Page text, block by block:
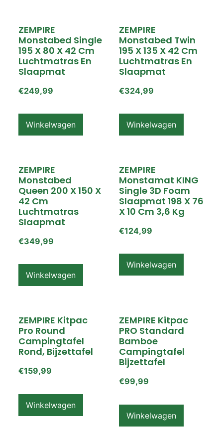
ZEMPIRE
Monstabed Single
195 X 80 X 42 Cm
Luchtmatras En
Slaapmat
€249,99
Winkelwagen
ZEMPIRE
Monstabed Twin
195 X 135 X 42 Cm
Luchtmatras En
Slaapmat
€324,99
Winkelwagen
ZEMPIRE
Monstabed
Queen 200 X 150 X
42 Cm
Luchtmatras
Slaapmat
€349,99
Winkelwagen
ZEMPIRE
Monstamat KING
Single 3D Foam
Slaapmat 198 X 76
X 10 Cm 3,6 Kg
€124,99
Winkelwagen
ZEMPIRE Kitpac
Pro Round
Campingtafel
Rond, Bijzettafel
€159,99
Winkelwagen
ZEMPIRE Kitpac
PRO Standard
Bamboe
Campingtafel
Bijzettafel
€99,99
Winkelwagen